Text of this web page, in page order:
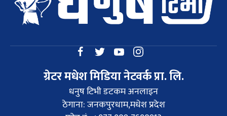
ग्रेटर मधेश मिडिया नेटवर्क प्रा. लि.
धनुष टिभी डटकम अनलाइन
ठेगाना: जनकपुरधाम,मधेश प्रदेश